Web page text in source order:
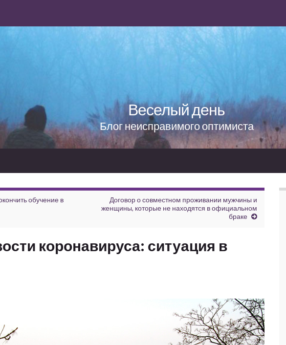
Веселый день
Блог неисправимого оптимиста
обучение в
Договор о совместном проживании мужчины и
женщины, которые не находятся в официальном
браке
коронавируса: ситуация в